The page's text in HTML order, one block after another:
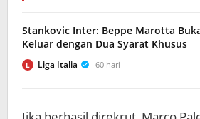
Stankovic Inter: Beppe Marotta
Keluar dengan Dua Syarat Khusus
L Liga Italia 60 hari